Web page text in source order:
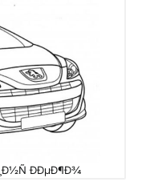
ÐÐµÐ¶Ð¾